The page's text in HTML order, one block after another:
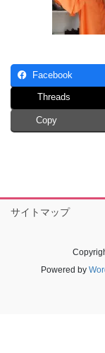
Facebook
Threads
Copy
サイトマップ
Powered by